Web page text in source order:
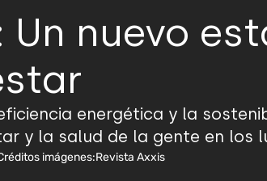
nuevo
energética y la
y la salud de la gente en los
imágenes:Revista Axxis